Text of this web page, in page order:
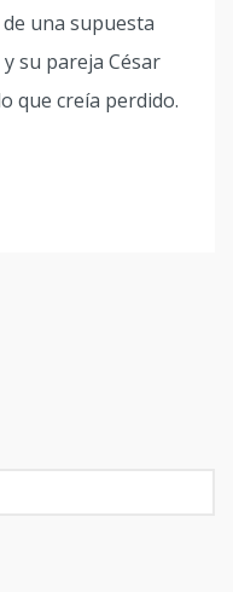
una supuesta
su pareja César
que creía perdido.